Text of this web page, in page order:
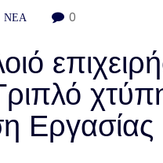
ΝΕΑ 0
Εργασίας